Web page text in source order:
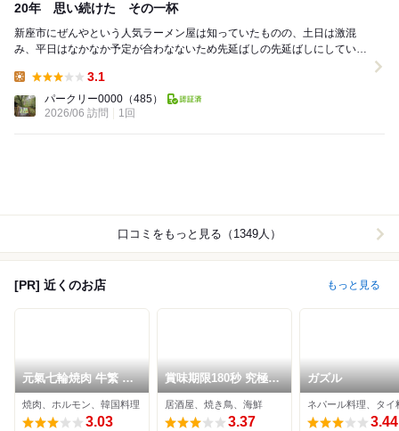
20年 思い続けた その一杯
新座市にぜんやという人気ラーメン屋は知っていたものの、土日は激混
み、平日はなかなか予定が合わなないため先延ばしの先延ばしにしていた
3.1
パークリー0000 （485）
2026/06 訪問
1回
口コミをもっと見る（1349人）
[PR] 近くのお店 もっと見る
元氣七輪焼肉 牛繁 和
光店
焼肉、ホルモン、韓国料理
3.03
賞味期限180秒 究極の
鶏レバー串 浩治朗
居酒屋、焼き鳥、海鮮
3.37
ガズル
3.44